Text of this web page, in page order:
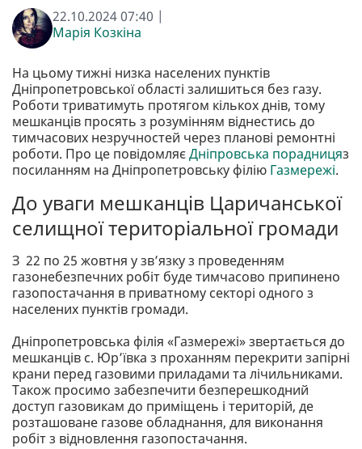
22.10.2024 07:40 |
Марія Козкіна
На цьому тижні низка населених пунктів
Дніпропетровської області залишиться без газу.
Роботи триватимуть протягом кількох днів, тому
мешканців просять з розумінням віднестись до
тимчасових незручностей через планові ремонтні
роботи. Про це повідомляєДніпровська порадницяз
посиланням на Дніпропетровську філію Газмережі.
До уваги мешканців Царичанської
селищної територіальної громади
З 22 по 25 жовтня у зв’язку з проведенням
газонебезпечних робіт буде тимчасово припинено
газопостачання в приватному секторі одного з
населених пунктів громади.
Дніпропетровська філія «Газмережі» звертається до
мешканців с. Юр’ївка з проханням перекрити запірні
крани перед газовими приладами та лічильниками.
Також просимо забезпечити безперешкодний
доступ газовикам до приміщень і територій, де
розташоване газове обладнання, для виконання
робіт з відновлення газопостачання.